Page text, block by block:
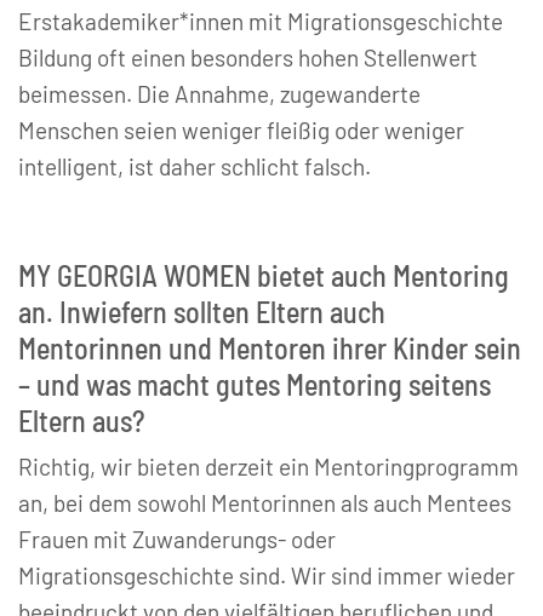
Erstakademiker*innen mit Migrationsgeschichte
Bildung oft einen besonders hohen Stellenwert
beimessen. Die Annahme, zugewanderte
Menschen seien weniger fleißig oder weniger
intelligent, ist daher schlicht falsch.
MY GEORGIA WOMEN bietet auch Mentoring
an. Inwiefern sollten Eltern auch
Mentorinnen und Mentoren ihrer Kinder sein
– und was macht gutes Mentoring seitens
Eltern aus?
Richtig, wir bieten derzeit ein Mentoringprogramm
an, bei dem sowohl Mentorinnen als auch Mentees
Frauen mit Zuwanderungs- oder
Migrationsgeschichte sind. Wir sind immer wieder